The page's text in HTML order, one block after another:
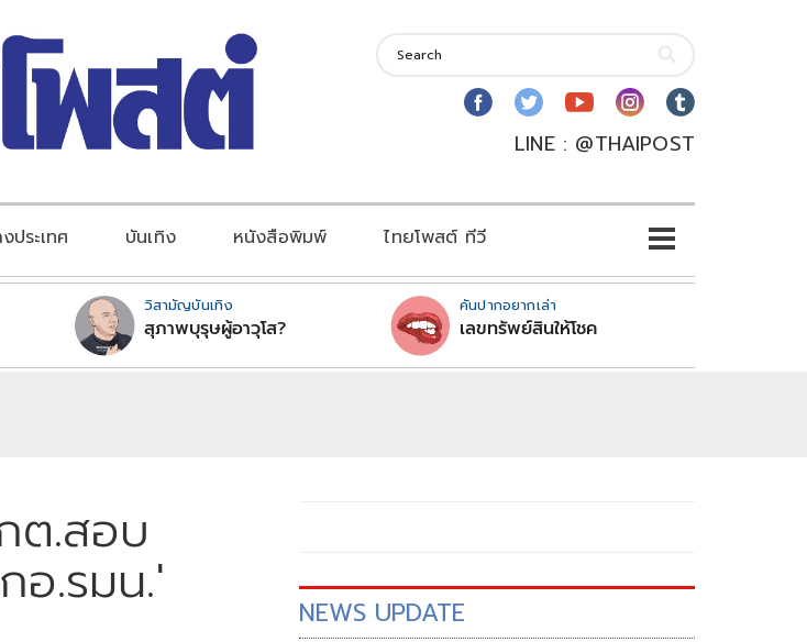
LINE : @THAIPOST
ประเทศ บันเทิง หนังสือพิมพ์ ไทยโพสต์ ทีวี
วิสามัญบันเทิง
สุภาพบุรุษผู้อาวุโส?
คันปากอยากเล่า
เลขทรัพย์สินให้โชค
ต.สอบ
อ.รมน.' NEWS UPDATE